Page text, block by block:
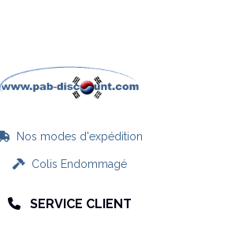
Nos modes d'expédition
Colis Endommagé
 SERVICE CLIENT